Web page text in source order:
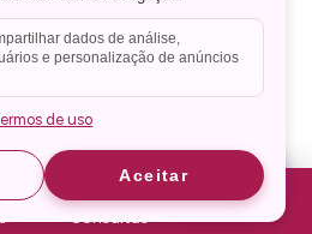
Consultas
espiritualidade, dias
comida. Gosta de escrever
risadas. Me acompanhe e
ando escrevendo
dados de análise,
e personalização de anúncios
de uso
Aceitar